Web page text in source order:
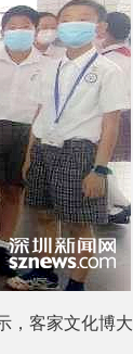
，客家文化博大